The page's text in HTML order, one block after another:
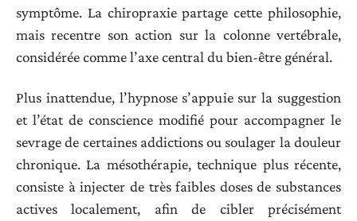
symptôme. La chiropraxie partage cette philosophie,
mais recentre son action sur la colonne vertébrale,
considérée comme l’axe central du bien-être général.
Plus inattendue, l’hypnose s’appuie sur la suggestion
et l’état de conscience modifié pour accompagner le
sevrage de certaines addictions ou soulager la douleur
chronique. La mésothérapie, technique plus récente,
consiste à injecter de très faibles doses de substances
actives localement, afin de cibler précisément